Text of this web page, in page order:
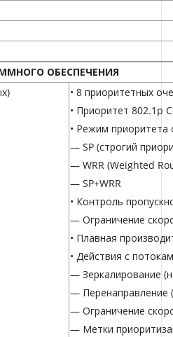
ОБЕСПЕЧЕНИЯ
• 8 приоритетных
• Приоритет 802.1p
• Режим приоритета
— SP (строгий
— WRR (Weighted
— SP+WRR
• Контроль
— Ограничение
• Плавная
• Действия с
— Зеркалирование
— Перенаправление
— Ограничение
— Метки